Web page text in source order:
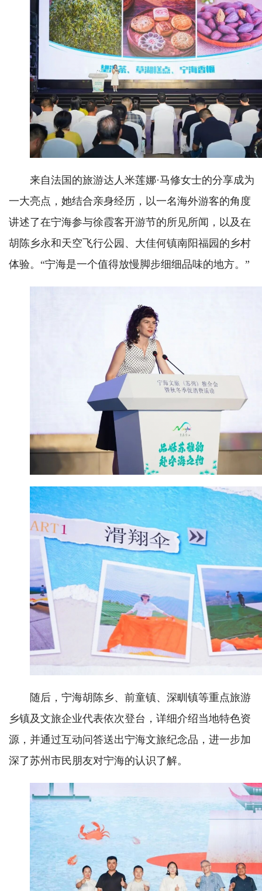
来自法国的旅游达人米莲娜·马修女士的分享成为
一大亮点，她结合亲身经历，以一名海外游客的角度
讲述了在宁海参与徐霞客开游节的所见所闻，以及在
胡陈乡永和天空飞行公园、大佳何镇南阳福园的乡村
体验。“宁海是一个值得放慢脚步细细品味的地方。”
随后，宁海胡陈乡、前童镇、深甽镇等重点旅游
乡镇及文旅企业代表依次登台，详细介绍当地特色资
源，并通过互动问答送出宁海文旅纪念品，进一步加
深了苏州市民朋友对宁海的认识了解。